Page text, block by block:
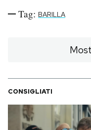
Tag: BARILLA
CONSIGLIATI